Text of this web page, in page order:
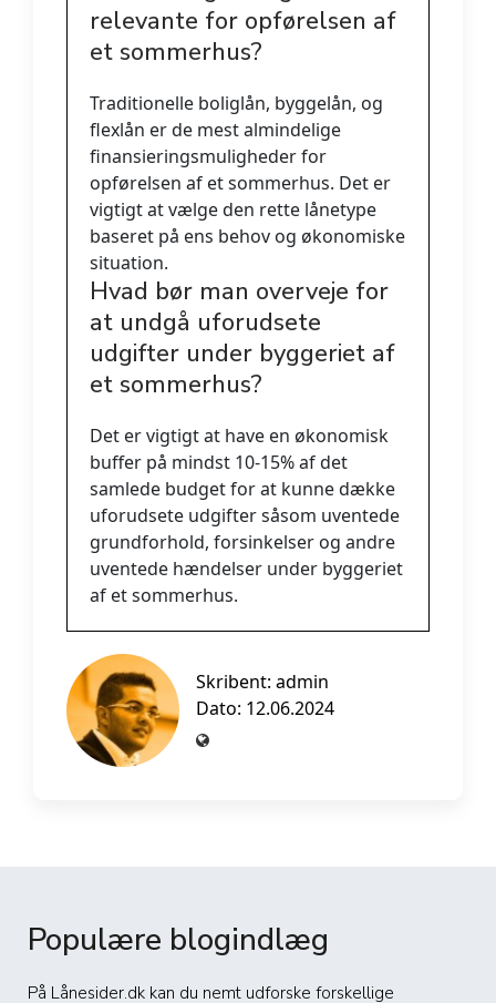
relevante for opførelsen af
et sommerhus?
Traditionelle boliglån, byggelån, og
flexlån er de mest almindelige
finansieringsmuligheder for
opførelsen af et sommerhus. Det er
vigtigt at vælge den rette lånetype
baseret på ens behov og økonomiske
situation.
Hvad bør man overveje for
at undgå uforudsete
udgifter under byggeriet af
et sommerhus?
Det er vigtigt at have en økonomisk
buffer på mindst 10-15% af det
samlede budget for at kunne dække
uforudsete udgifter såsom uventede
grundforhold, forsinkelser og andre
uventede hændelser under byggeriet
af et sommerhus.
Skribent: admin
Dato: 12.06.2024
Populære blogindlæg
På Lånesider.dk kan du nemt udforske forskellige